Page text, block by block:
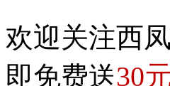
欢迎关注西
即免费送30